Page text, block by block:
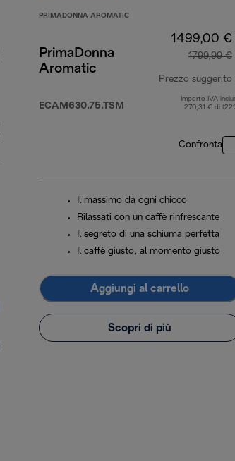
PRIMADONNA AROMATIC
PrimaDonna
Aromatic
ECAM630.75.TSM
1499,00 €
1799,99 €
Prezzo suggerito
Importo IVA
270,31 € di
Confronta
Il massimo da ogni chicco
Rilassati con un caffè rinfrescante
Il segreto di una schiuma perfetta
Il caffè giusto, al momento giusto
Aggiungi al carrello
Scopri di più